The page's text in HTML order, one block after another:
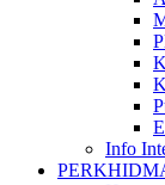
Info